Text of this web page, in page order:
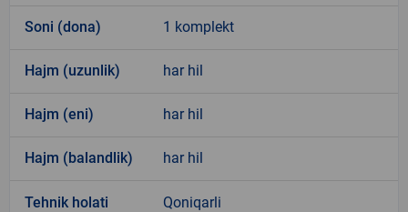
Soni (dona) 1 komplekt
Hajm (uzunlik) har hil
Hajm (eni) har hil
Hajm (balandlik) har hil
Tehnik holati Qoniqarli